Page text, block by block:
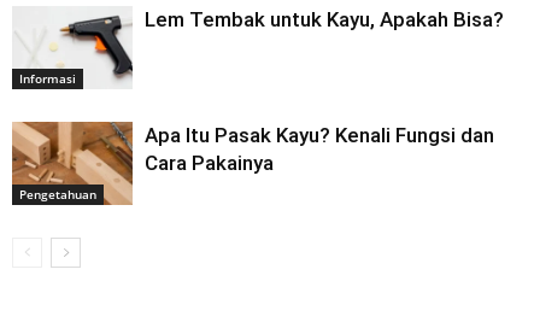
Informasi
Lem Tembak untuk Kayu, Apakah Bisa?
Pengetahuan
Apa Itu Pasak Kayu? Kenali Fungsi dan
Cara Pakainya